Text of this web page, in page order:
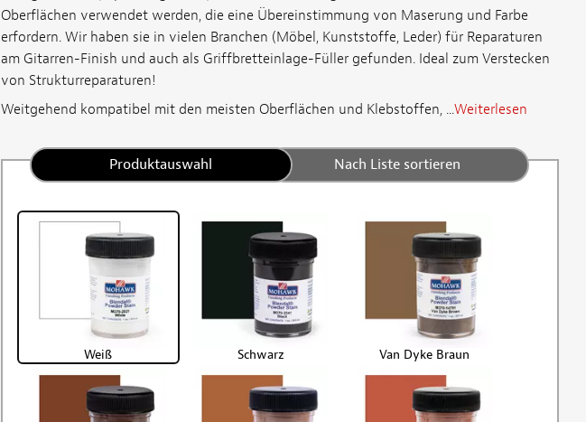
Oberflächen verwendet werden, die eine Übereinstimmung von Maserung und Farbe
erfordern. Wir haben sie in vielen Branchen (Möbel, Kunststoffe, Leder) für Reparaturen
am Gitarren-Finish und auch als Griffbretteinlage-Füller gefunden. Ideal zum Verstecken
von Strukturreparaturen!
Weitgehend kompatibel mit den meisten Oberflächen und Klebstoffen, ...Weiterlesen
Produktauswahl Nach Liste sortieren
Weiß Schwarz Van Dyke Braun